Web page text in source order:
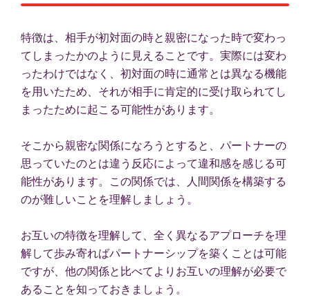
特徴は、相手が初対面の時と親密になった時で変わっ
てしまったかのように見えることです。実際には変わ
ったわけではなく、初対面の時に通常とは異なる機能
を用いたため、それが相手に肯定的に受け取られてし
まったために起こる可能性があります。
そこから親密な関係になろうとすると、パートナーの
思っていたのとは違う反応によって違和感を感じる可
能性があります。この関係では、人間関係を構築する
のが難しいことを理解しましょう。
お互いの特徴を理解して、全く異なるアプローチを理
解して歩み寄ればパートナーシップを築くことは可能
ですが、他の関係と比べてよりお互いの理解が必要で
あることを知っておきましょう。